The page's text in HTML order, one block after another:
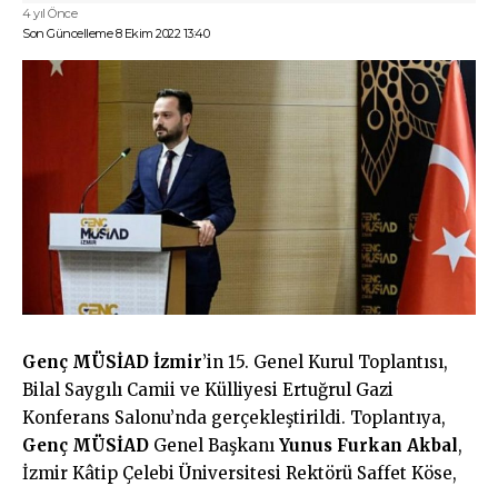
Son Güncelleme 8 Ekim 2022 13:40
4 yıl Önce
Genç MÜSİAD İzmir’in 15. Genel Kurul Toplantısı,
Bilal Saygılı Camii ve Külliyesi Ertuğrul Gazi
Konferans Salonu’nda gerçekleştirildi. Toplantıya,
Genç MÜSİAD Genel Başkanı Yunus Furkan Akbal,
İzmir Kâtip Çelebi Üniversitesi Rektörü Saffet Köse,